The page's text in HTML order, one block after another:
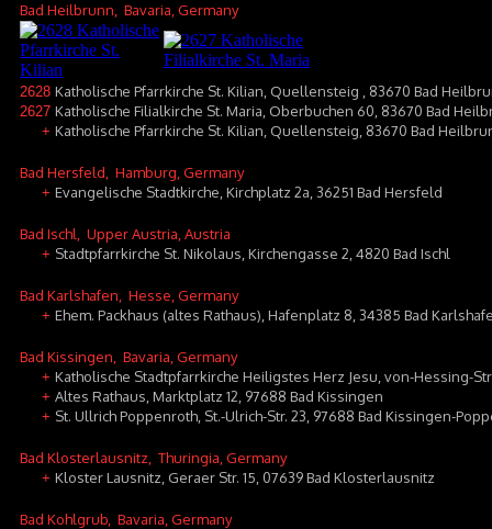
Bad Heilbrunn , Bavaria, Germany
2628 Katholische Pfarrkirche St. Kilian, Quellensteig , 83670 Bad
2627 Katholische Filialkirche St. Maria, Oberbuchen 60, 83670 Bad
+ Katholische Pfarrkirche St. Kilian, Quellensteig, 83670 Bad
Bad Hersfeld , Hamburg, Germany
+ Evangelische Stadtkirche, Kirchplatz 2a, 36251 Bad Hersfeld
Bad Ischl , Upper Austria, Austria
+ Stadtpfarrkirche St. Nikolaus, Kirchengasse 2, 4820 Bad Ischl
Bad Karlshafen , Hesse, Germany
+ Ehem. Packhaus (altes Rathaus), Hafenplatz 8, 34385 Bad
Bad Kissingen , Bavaria, Germany
+ Katholische Stadtpfarrkirche Heiligstes Herz Jesu, von-Hessing-
+ Altes Rathaus, Marktplatz 12, 97688 Bad Kissingen
+ St. Ullrich Poppenroth, St.-Ulrich-Str. 23, 97688 Bad Kissingen-
Bad Klosterlausnitz , Thuringia, Germany
+ Kloster Lausnitz, Geraer Str. 15, 07639 Bad Klosterlausnitz
Bad Kohlgrub , Bavaria, Germany